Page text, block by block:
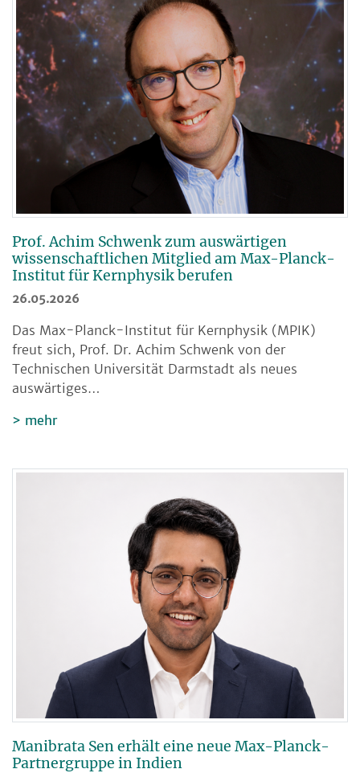
Prof. Achim Schwenk zum auswärtigen
wissenschaftlichen Mitglied am Max-Planck-
Institut für Kernphysik berufen
26.05.2026
Das Max-Planck-Institut für Kernphysik (MPIK)
freut sich, Prof. Dr. Achim Schwenk von der
Technischen Universität Darmstadt als neues
auswärtiges…
mehr
Manibrata Sen erhält eine neue Max-Planck-
Partnergruppe in Indien